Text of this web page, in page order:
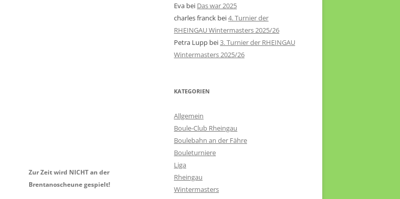
Zur Zeit wird NICHT an der
Brentanoscheune gespielt!
Eva bei Das war 2025
charles franck bei4. Turnier der
RHEINGAU Wintermasters 2025/26
Petra Lupp bei3. Turnier der RHEINGAU
Wintermasters 2025/26
KATEGORIEN
Allgemein
Boule-Club Rheingau
Boulebahn an der Fähre
Bouleturniere
Liga
Rheingau
Wintermasters